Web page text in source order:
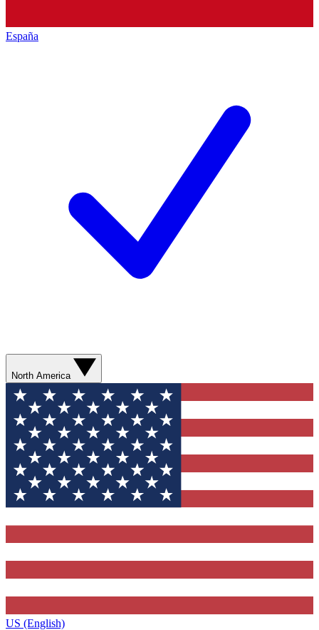
España
North America
US (English)